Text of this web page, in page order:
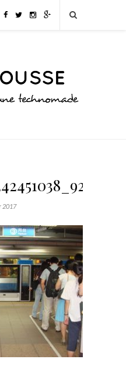
2017